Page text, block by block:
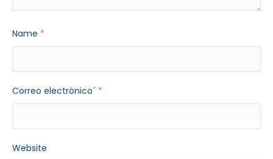
Name *
Correo electrónico´ *
Website